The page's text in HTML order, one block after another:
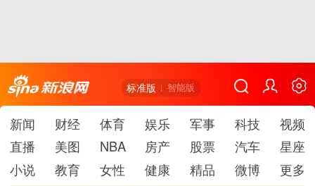
标准版 智能版
新闻 财经 体育 娱乐 军事 科技
视频
直播
美图 NBA 房产 股票 汽车
星座
小说
教育 女性 健康 精品 微博 更多